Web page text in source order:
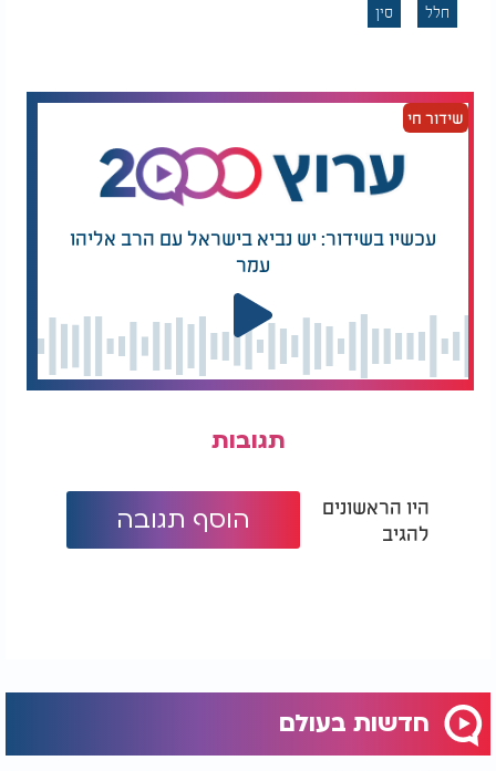
אם העיכוב יימשך - ייתכן שצוות שנג'ואו-21
חלל סין
שידור חי
עכשיו בשידור: יש נביא בישראל עם הרב אליהו
עמר
תגובות
היו הראשונים
להגיב
הוסף תגובה
חדשות בעולם